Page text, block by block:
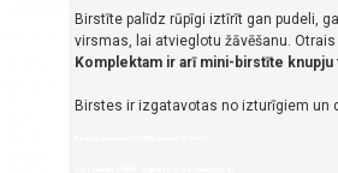
Birstīte palīdz rūpīgi iztīrīt gan pudeli,
virsmas, lai atvieglotu žāvēšanu.
Komplektam ir arī mini-birstīte knupju
Birstes ir izgatavotas no izturīgiem un